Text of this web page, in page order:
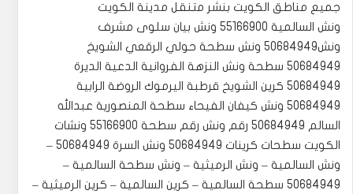
جميع مناطق الكويت بنشر متنقل مدينة الكويت
ونش السالمية 55166900 ‏‎ونش بيان سلوى مشرف
ونش50684949 ‏‎ونش سطحة حولي الرقعي الشويخ
50684949 ‏‎سطحة ونش النزهة الفروانية الدعية الديرة
50684949 ‏‎كرين الشويخ قرطبة اليرموك الروضة الرابية
50684949 ‏‎ونش كيفان الفيحاء سطحة المنصورية عبدالله
السالم 50684949 رقم ونش رقم سطحة 55166900 ‏‎ونشات
الكويت سطحات كرينات 50684949 ‏‎ونش السرة 50684949 –
ونش السالمية – ونش الرميثية – ونش سطحة السالمية –
50684949 سطحة السالمية – كرين السالمية – كرين الرميثية –